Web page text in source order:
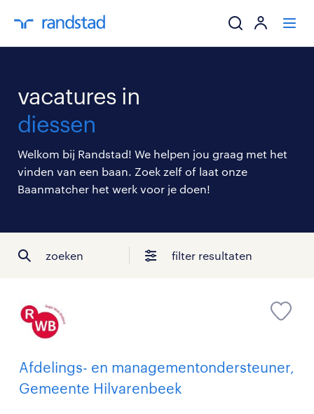
mijn carrière
over randstad
vacatures in
diessen
Welkom bij Randstad! We helpen jou graag met het
vinden van een baan. Zoek zelf of laat onze
Baanmatcher het werk voor je doen!
zoeken filter resultaten
Afdelings- en managementondersteuner,
Gemeente Hilvarenbeek